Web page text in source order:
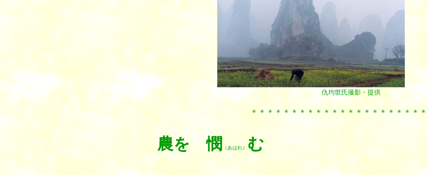
仇均世氏撮影・提供
＊＊＊＊＊＊＊＊＊＊＊＊＊＊＊＊＊＊＊＊＊＊
。
農を 憫（あはれ）む